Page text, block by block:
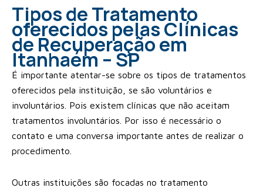
Tipos de Tratamento
oferecidos pelas Clínicas
de Recuperação em
Itanhaém – SP
É importante atentar-se sobre os tipos de tratamentos
oferecidos pela instituição, se são voluntários e
involuntários. Pois existem clínicas que não aceitam
tratamentos involuntários. Por isso é necessário o
contato e uma conversa importante antes de realizar o
procedimento.
Outras instituições são focadas no tratamento